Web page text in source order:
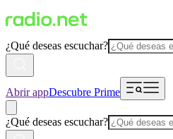
¿Qué deseas escuchar?
Abrir appDescubre Prime
¿Qué deseas escuchar?